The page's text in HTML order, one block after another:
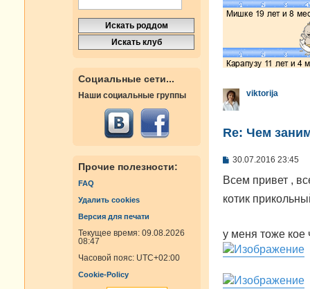
Социальные сети...
Наши социальные группы
Прочие полезности:
FAQ
Удалить cookies
Версия для печати
Текущее время: 09.08.2026
08:47
Часовой пояс: UTC+02:00
Cookie-Policy
viktorija
Re: Чем
С
о
щ
е
30.07.2016 23:45
Всем привет ,
котик
у меня тоже кое